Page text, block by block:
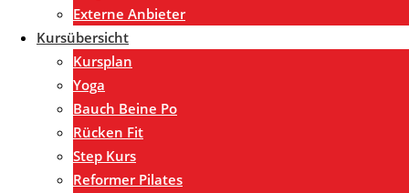
Externe Anbieter
Kursübersicht
Kursplan
Yoga
Bauch Beine Po
Rücken Fit
Step Kurs
Reformer Pilates